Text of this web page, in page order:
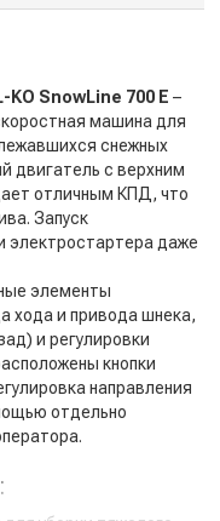
KO SnowLine 700 E –
машина для
снежных
двигатель с верхним
отличным КПД, что
Запуск
электростартера даже
элементы
хода и привода шнека,
и регулировки
кнопки
направления
отдельно